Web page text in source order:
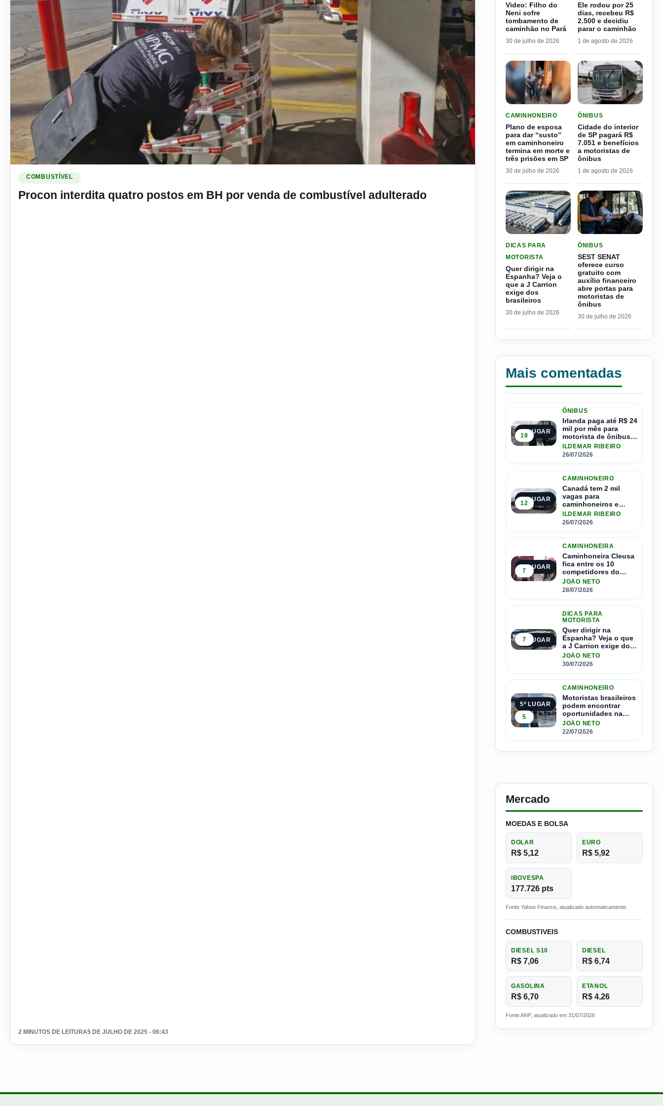
COMBUSTÍVEL
Procon interdita quatro postos em BH por venda de combustível adulterado
2 MINUTOS DE LEITURA5 DE JULHO DE 2025 - 06:43
Video: Filho do
Neni sofre
tombamento de
caminhão no Pará
30 de julho de 2026
Ele rodou por 25
dias, recebeu R$
2.500 e decidiu
parar o caminhão
1 de agosto de 2026
CAMINHONEIRO
Plano de esposa
para dar “susto”
em caminhoneiro
termina em morte e
três prisões em SP
30 de julho de 2026
ÔNIBUS
Cidade do interior
de SP pagará R$
7.051 e benefícios
a motoristas de
ônibus
1 de agosto de 2026
DICAS PARA
MOTORISTA
Quer dirigir na
Espanha? Veja o
que a J Carrion
exige dos
brasileiros
30 de julho de 2026
ÔNIBUS
SEST SENAT
oferece curso
gratuito com
auxílio financeiro
abre portas para
motoristas de
ônibus
30 de julho de 2026
Mais comentadas
1º LUGAR
18
ÔNIBUS
Irlanda paga até R$ 24
mil por mês para
motorista de ônibus e
pode contratar até
1.500 motoristas
ILDEMAR RIBEIRO
26/07/2026
2º LUGAR
12
CAMINHONEIRO
Canadá tem 2 mil
vagas para
caminhoneiros e
salário de até R$ 24
mil por mês
ILDEMAR RIBEIRO
26/07/2026
3º LUGAR
7
CAMINHONEIRA
Caminhoneira Cleusa
fica entre os 10
competidores do
Master Driver Brasil
JOÃO NETO
28/07/2026
4º LUGAR
7
DICAS PARA
MOTORISTA
Quer dirigir na
Espanha? Veja o que
a J Carrion exige dos
brasileiros
JOÃO NETO
30/07/2026
5º LUGAR
5
CAMINHONEIRO
Motoristas brasileiros
podem encontrar
oportunidades na
Espanha com salários
que passam de R$ 17
JOÃO NETO
22/07/2026
Mercado
MOEDAS E BOLSA
DOLAR
R$ 5,12
EURO
R$ 5,92
IBOVESPA
177.726 pts
Fonte Yahoo Finance, atualizado automaticamente.
COMBUSTIVEIS
DIESEL S10
R$ 7,06
DIESEL
R$ 6,74
GASOLINA
R$ 6,70
ETANOL
R$ 4,26
Fonte ANP, atualizado em 31/07/2026